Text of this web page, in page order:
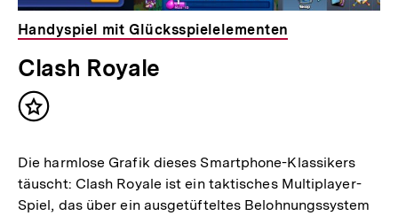
Handyspiel mit Glücksspielelementen
Clash Royale
Inhalt
Die harmlose Grafik dieses Smartphone-Klassikers
täuscht: Clash Royale ist ein taktisches Multiplayer-
Spiel, das über ein ausgetüfteltes Belohnungssystem